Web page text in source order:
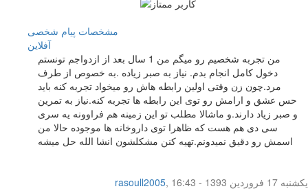
مشخصات پیام شخصی
آفلاين
من تجربه شخصیم رو میگم من 1 سال بعد از ازدواجم تونستم
دخول کامل انجام بدم. نیاز به صبر زیاده .به خصوص از طرف
مرد.چون زن وقتی اولین رابطه هاش رو میخواد تجربه کنه باید
حس عشق و ارامش رو توی این رابطه ها تجربه کنه.نیاز به تمرین
و صبر زیاد دارند.و ماشالا مطلب تو این زمینه هم فراوونه یه سری
سی دی هم هست که ظاهرا توی داروخانه ها موجوده حالا من
اسمش رو دقیق نمیدونم.تهیه کنن مشکلشون انشا الله حل میشه
rasoull2005,
یکشنبه 17 فروردین 1393 - 16:43